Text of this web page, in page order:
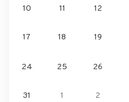
10 11 12
17 18 19
24 25 26
31 1 2